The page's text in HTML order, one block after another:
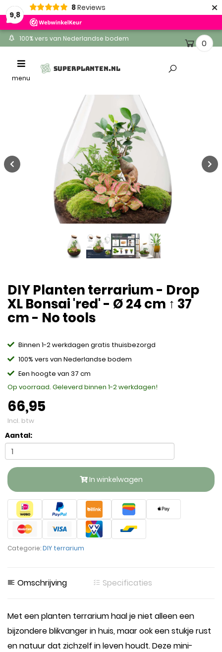
9,8
8Reviews ×
100% vers van Nederlandse bodem
Altijd gratis levering
Toggle
navigation
menu
SUPERPLANTEN.NL
0
DIY Planten terrarium - Drop
XL Bonsai 'red' - Ø 24 cm ↑ 37
cm - No tools
Binnen 1-2 werkdagen gratis thuisbezorgd
100% vers van Nederlandse bodem
Een hoogte van 37 cm
Op voorraad. Geleverd binnen 1-2 werkdagen!
66,95
Incl. btw
Aantal:
In winkelwagen
Categorie:DIY terrarium
Omschrijving Specificaties
Met een planten terrarium haal je niet alleen een
bijzondere blikvanger in huis, maar ook een stukje rust
en natuur dat zichzelf in leven houdt. Deze mini-